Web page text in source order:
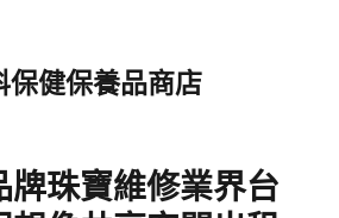
保健保養品商店
牌珠寶維修業界台